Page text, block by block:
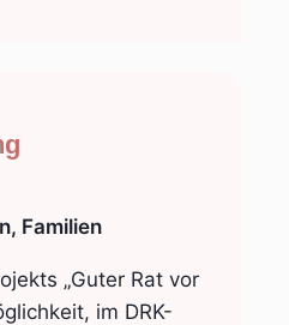
Familien
„Guter Rat vor
im DRK-